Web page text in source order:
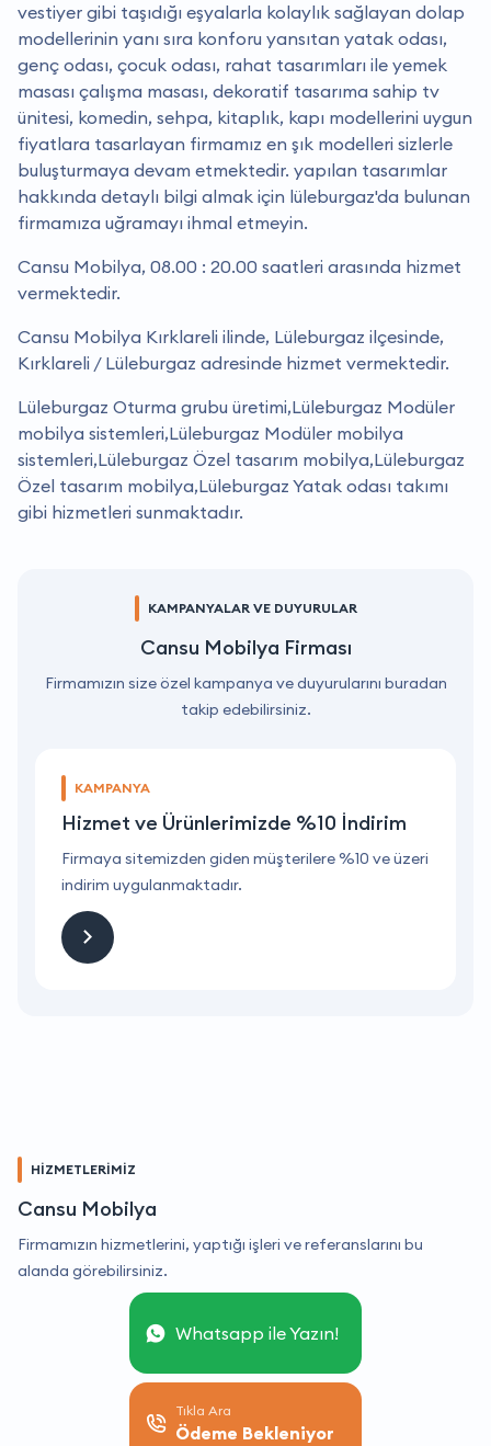
vestiyer gibi taşıdığı eşyalarla kolaylık sağlayan dolap
modellerinin yanı sıra konforu yansıtan yatak odası,
genç odası, çocuk odası, rahat tasarımları ile yemek
masası çalışma masası, dekoratif tasarıma sahip tv
ünitesi, komedin, sehpa, kitaplık, kapı modellerini uygun
fiyatlara tasarlayan firmamız en şık modelleri sizlerle
buluşturmaya devam etmektedir. yapılan tasarımlar
hakkında detaylı bilgi almak için lüleburgaz'da bulunan
firmamıza uğramayı ihmal etmeyin.
Cansu Mobilya, 08.00 : 20.00 saatleri arasında hizmet
vermektedir.
Cansu Mobilya Kırklareli ilinde, Lüleburgaz ilçesinde,
Kırklareli / Lüleburgaz adresinde hizmet vermektedir.
Lüleburgaz Oturma grubu üretimi,Lüleburgaz Modüler
mobilya sistemleri,Lüleburgaz Modüler mobilya
sistemleri,Lüleburgaz Özel tasarım mobilya,Lüleburgaz
Özel tasarım mobilya,Lüleburgaz Yatak odası takımı
gibi hizmetleri sunmaktadır.
KAMPANYALAR VE DUYURULAR
Cansu Mobilya Firması
Firmamızın size özel kampanya ve duyurularını buradan
takip edebilirsiniz.
KAMPANYA
Hizmet ve Ürünlerimizde %10 İndirim
Firmaya sitemizden giden müşterilere %10 ve üzeri
indirim uygulanmaktadır.
HİZMETLERİMİZ
Cansu Mobilya
Firmamızın hizmetlerini, yaptığı işleri ve referanslarını bu
alanda görebilirsiniz.
Whatsapp ile Yazın!
Tıkla Ara
Ödeme Bekleniyor